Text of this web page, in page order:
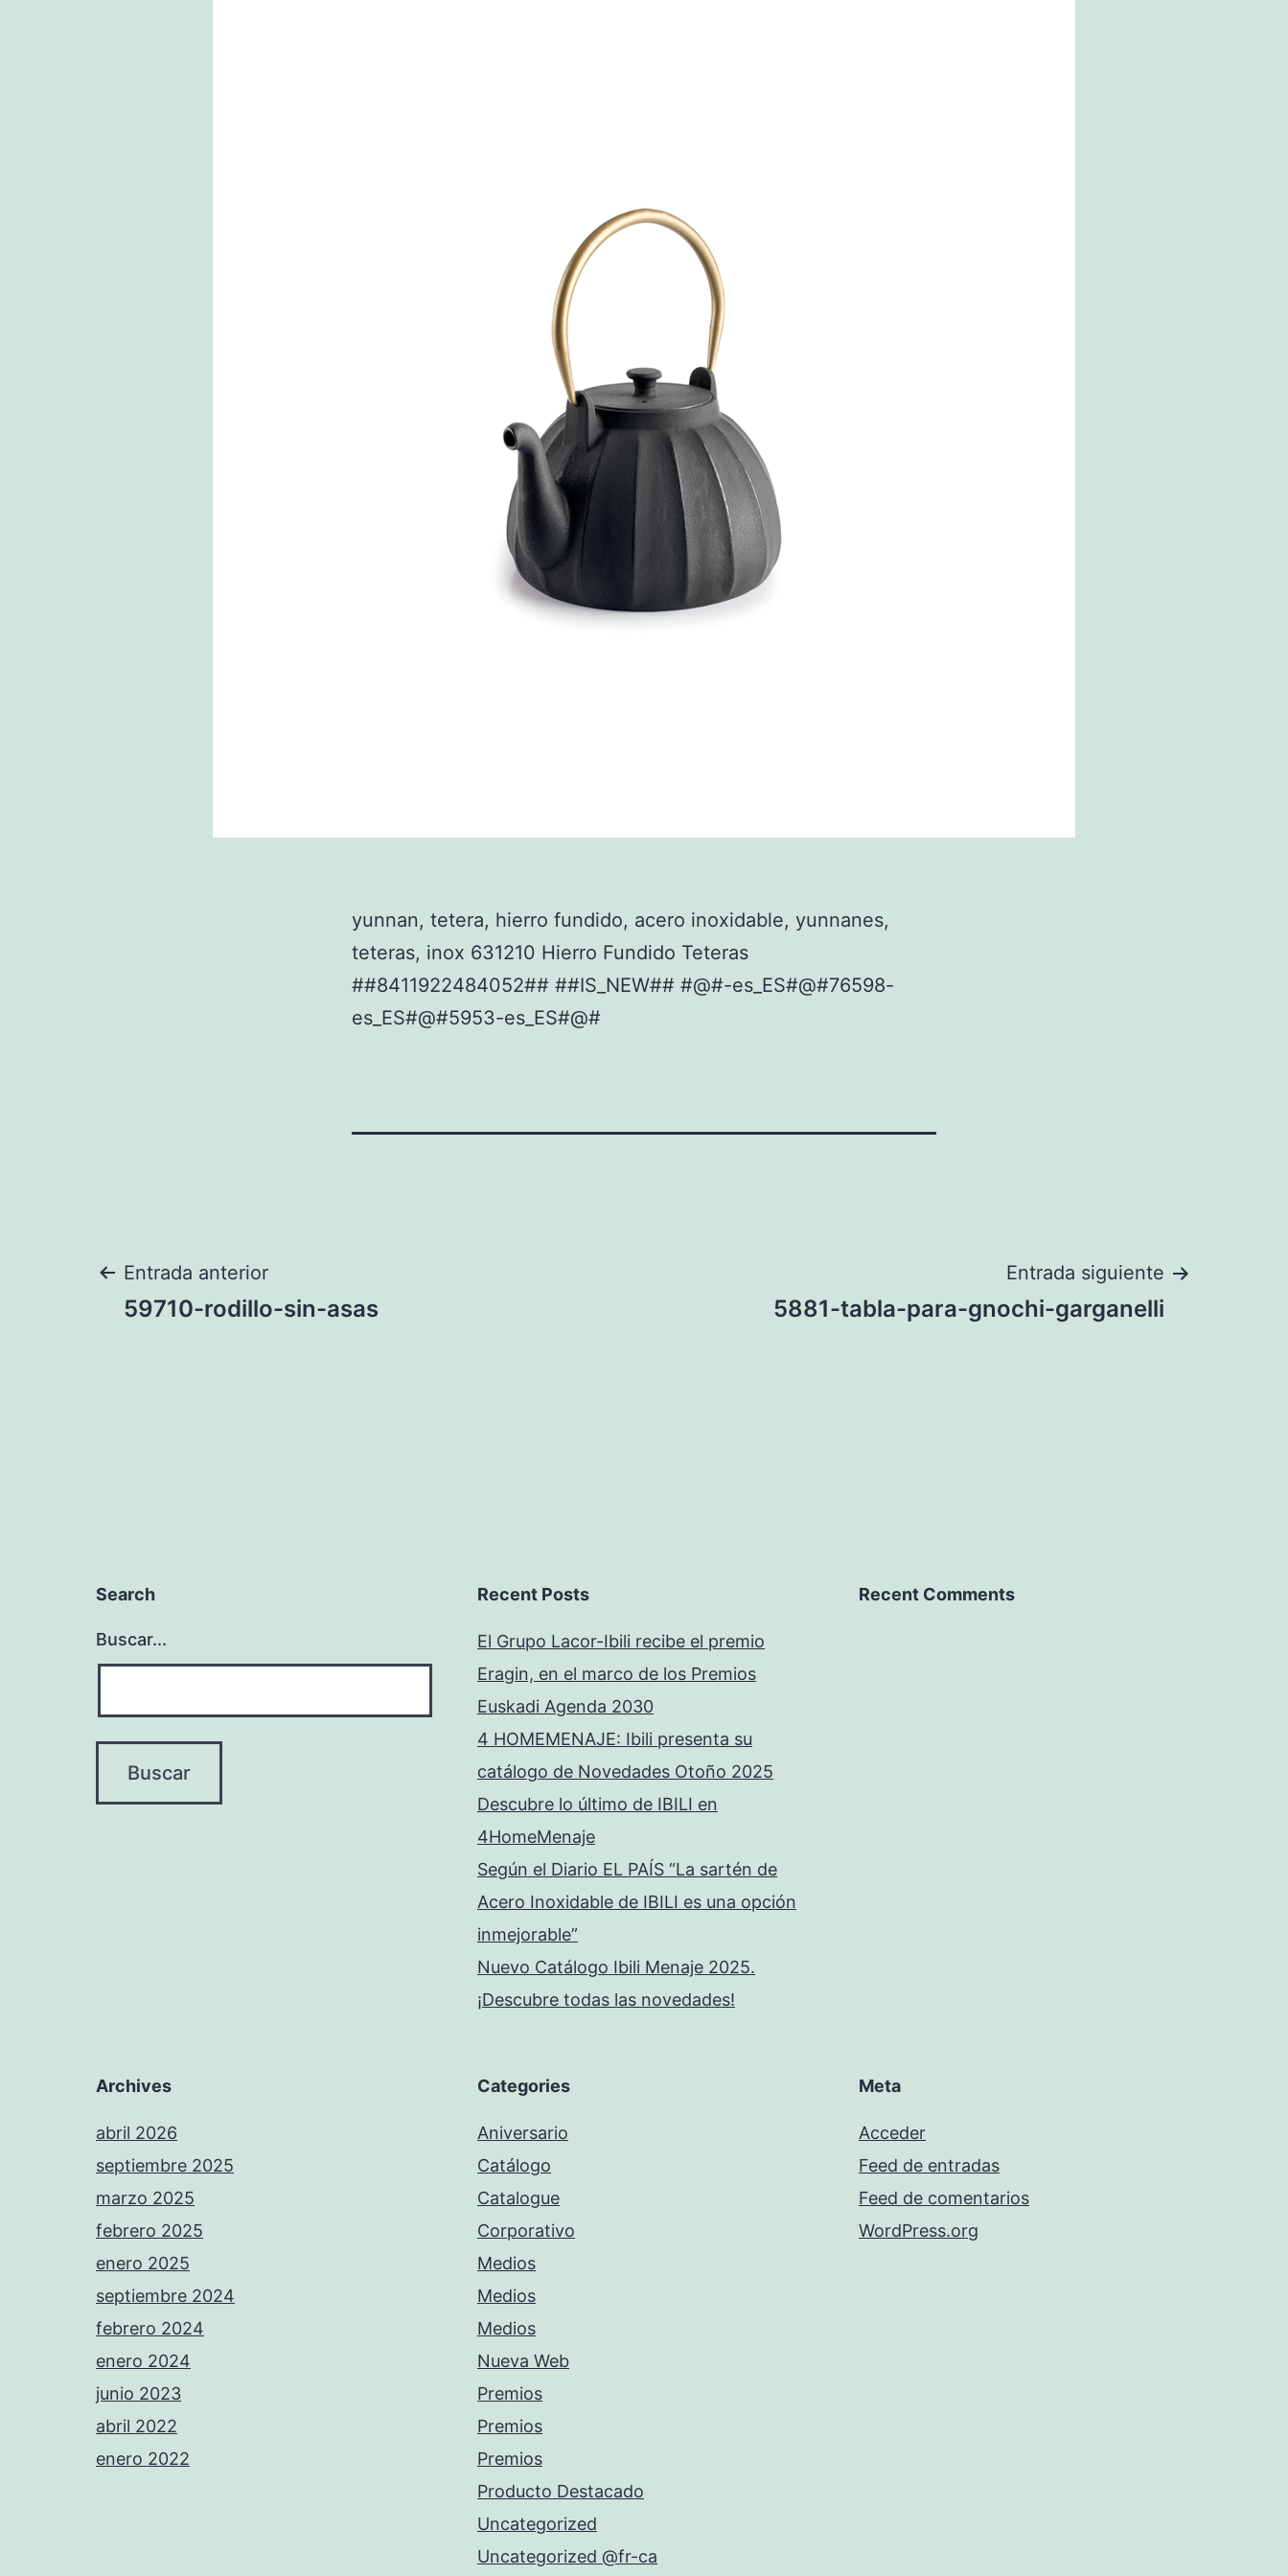
yunnan, tetera, hierro fundido, acero inoxidable, yunnanes,
teteras, inox 631210 Hierro Fundido Teteras
##8411922484052## ##IS_NEW## #@#-es_ES#@#76598-
es_ES#@#5953-es_ES#@#
Navegación
Entrada anterior
59710-rodillo-sin-asas
Entrada siguiente
5881-tabla-para-gnochi-garganelli
Search
Buscar...
Recent Posts
El Grupo Lacor-Ibili recibe el premio
Eragin, en el marco de los Premios
Euskadi Agenda 2030
4 HOMEMENAJE: Ibili presenta su
catálogo de Novedades Otoño 2025
Descubre lo último de IBILI en
4HomeMenaje
Según el Diario EL PAÍS “La sartén de
Acero Inoxidable de IBILI es una opción
inmejorable”
Nuevo Catálogo Ibili Menaje 2025.
¡Descubre todas las novedades!
Recent Comments
Archives
abril 2026
septiembre 2025
marzo 2025
febrero 2025
enero 2025
septiembre 2024
febrero 2024
enero 2024
junio 2023
abril 2022
enero 2022
Categories
Aniversario
Catálogo
Catalogue
Corporativo
Medios
Medios
Medios
Nueva Web
Premios
Premios
Premios
Producto Destacado
Uncategorized
Uncategorized @fr-ca
Meta
Acceder
Feed de entradas
Feed de comentarios
WordPress.org